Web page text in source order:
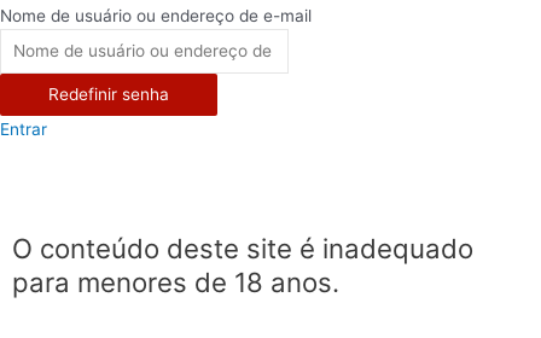
Nome de usuário ou endereço de e-mail
Redefinir senha
Entrar
O conteúdo deste site é inadequado
para menores de 18 anos.